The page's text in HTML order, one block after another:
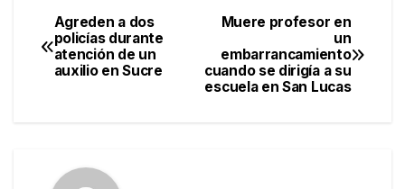
Navegación
de
Muere profesor en
un
embarrancamiento
cuando se dirigía a su
escuela en San Lucas
Agreden a dos
policías durante
atención de un
auxilio en Sucre